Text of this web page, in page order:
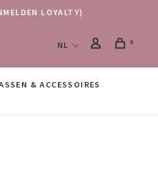
LOYALTY)
NL 0
& ACCESSOIRES